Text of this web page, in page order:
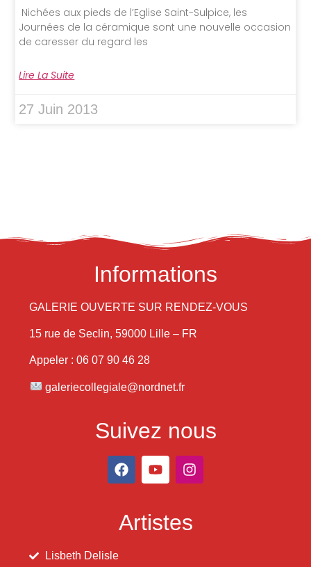
Nichées aux pieds de l’Eglise Saint-Sulpice, les
Journées de la céramique sont une nouvelle occasion
de caresser du regard les
Lire La Suite
27 Juin 2013
Informations
GALERIE OUVERTE SUR RENDEZ-VOUS
15 rue de Seclin, 59000 Lille – FR
Appeler : 06 07 90 46 28
galeriecollegiale@nordnet.fr
Suivez nous
Artistes
Lisbeth Delisle